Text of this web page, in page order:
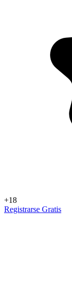
+18
Registrarse Gratis